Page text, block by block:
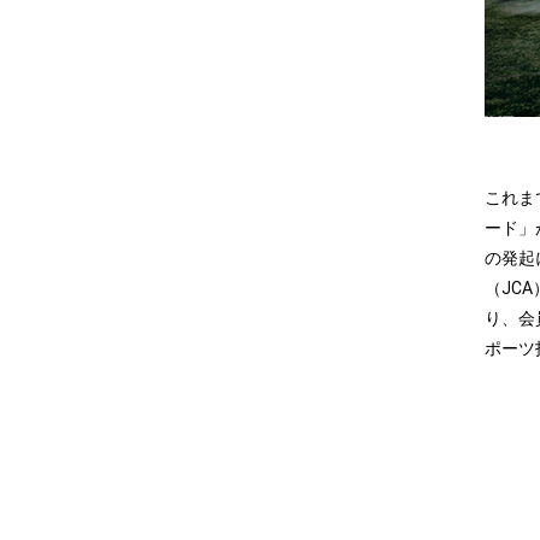
これ
ード
の発起
（
り、
ポー